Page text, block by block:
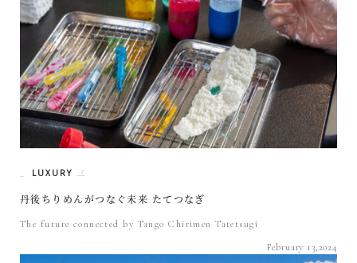
LUXURY
丹後ちりめんがつなぐ未来 たてつなぎ
The future connected by Tango Chirimen Tatetsugi
February 13,2024